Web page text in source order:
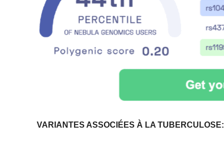
VARIANTES ASSOCIÉES À LA TUBERCULOSE: